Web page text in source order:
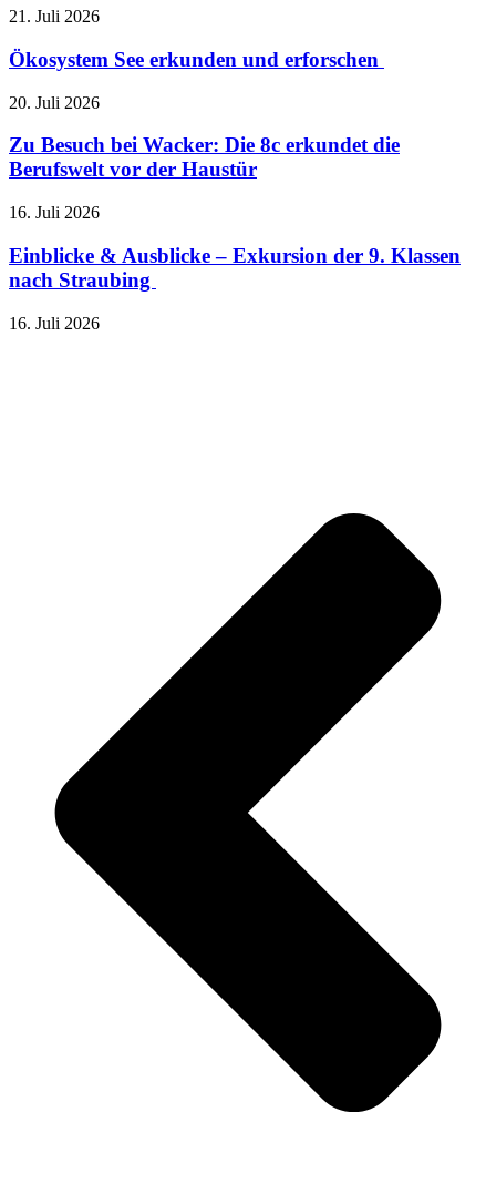
21. Juli 2026
Ökosystem See erkunden und erforschen
20. Juli 2026
Zu Besuch bei Wacker: Die 8c erkundet die
Berufswelt vor der Haustür
16. Juli 2026
Einblicke & Ausblicke – Exkursion der 9. Klassen
nach Straubing
16. Juli 2026